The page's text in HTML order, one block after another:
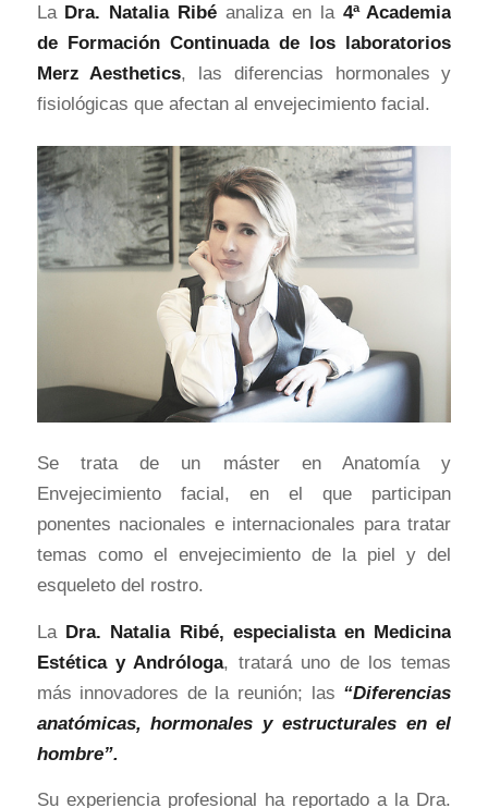
La Dra. Natalia Ribé analiza en la 4ª Academia
de Formación Continuada de los laboratorios
Merz Aesthetics, las diferencias hormonales y
fisiológicas que afectan al envejecimiento facial.
Se trata de un máster en Anatomía y
Envejecimiento facial, en el que participan
ponentes nacionales e internacionales para tratar
temas como el envejecimiento de la piel y del
esqueleto del rostro.
La Dra. Natalia Ribé, especialista en Medicina
Estética y Andróloga, tratará uno de los temas
más innovadores de la reunión; las “Diferencias
anatómicas, hormonales y estructurales en el
hombre”.
Su experiencia profesional ha reportado a la Dra.